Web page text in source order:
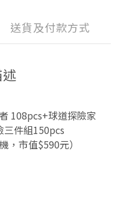
送貨及付款方式
108pcs+球道探險家
件組150pcs
，市值$590元）